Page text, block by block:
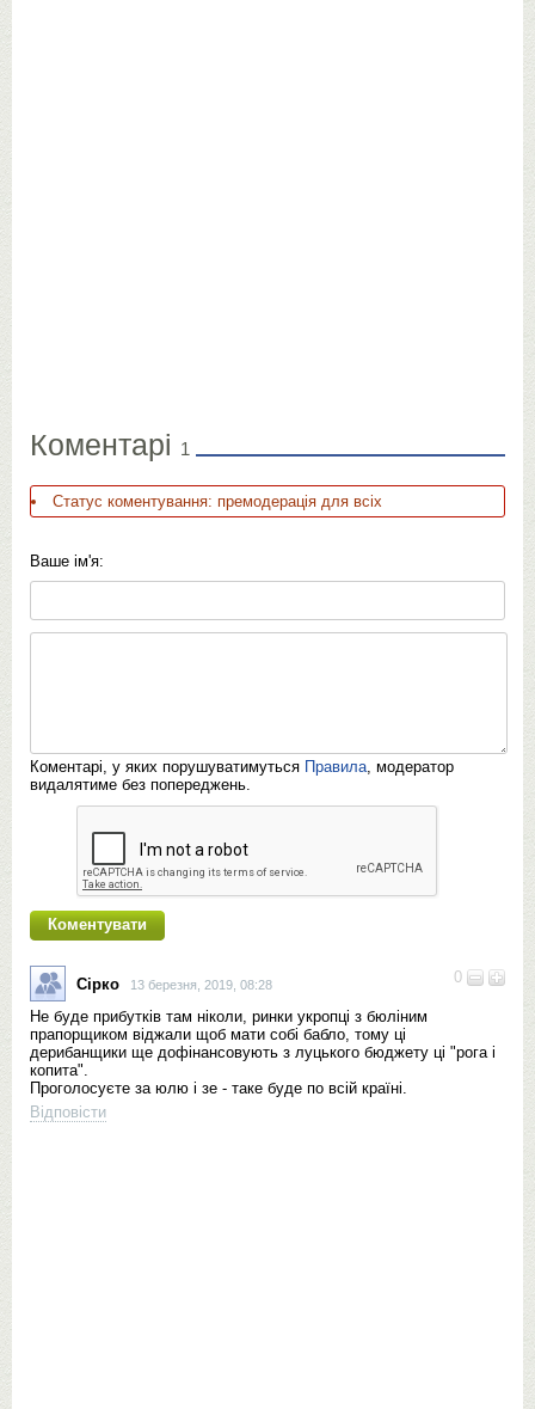
Коментарі 1
Статус коментування: премодерація для всіх
Ваше ім'я:
Коментарі, у яких порушуватимуться Правила , модератор
видалятиме без попереджень.
0
Сірко 13 березня, 2019, 08:28
Не буде прибутків там ніколи, ринки укропці з бюліним
прапорщиком віджали щоб мати собі бабло, тому ці
дерибанщики ще дофінансовують з луцького бюджету ці "рога і
копита".
Проголосуєте за юлю і зе - таке буде по всій країні.
Відповісти